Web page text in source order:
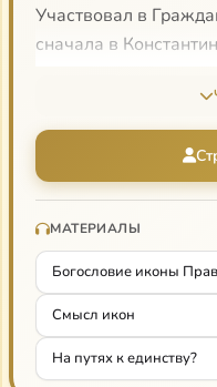
Участвовал в
сначала в
выдающегося
иконописи. В 1934 г.
а затем (в середине
Фотия. Совместно с
росписи храма
Париже. С 1944 г.
Богословском
Свято-Фотиевским
преподавал
дисциплину) на
МАТЕРИАЛЫ
Богословие иконы
Смысл икон
На путях к единству?